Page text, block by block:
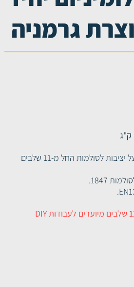
מוט הרחבה לשמירה על יציבות לסולמות החל מ-11 שלבים
1847.
גרמניה
סולם לעבודות קלות - יבוא